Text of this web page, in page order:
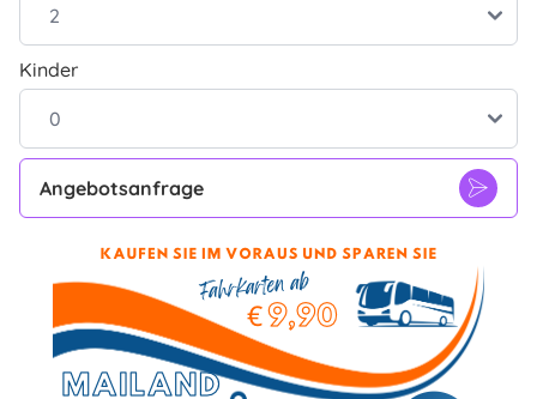
Kinder
Angebotsanfrage